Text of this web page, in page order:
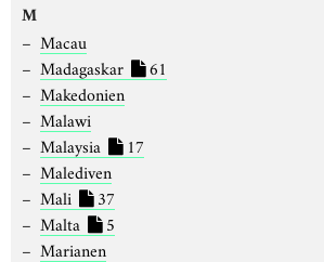
M
Macau
Madagaskar
61
Makedonien
Malawi
Malaysia
17
Malediven
Mali
37
Malta
5
Marianen